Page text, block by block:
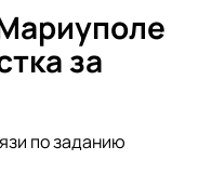
за
по заданию